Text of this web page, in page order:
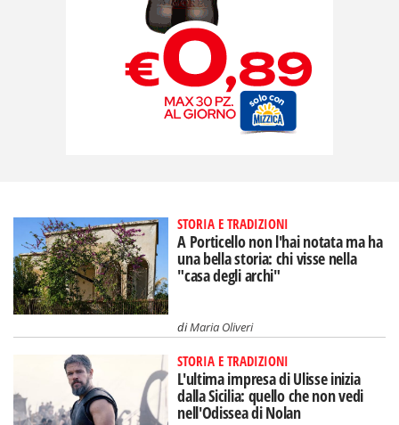
STORIA E TRADIZIONI
A Porticello non l'hai notata ma ha
una bella storia: chi visse nella
"casa degli archi"
diMaria Oliveri
STORIA E TRADIZIONI
L'ultima impresa di Ulisse inizia
dalla Sicilia: quello che non vedi
nell'Odissea di Nolan